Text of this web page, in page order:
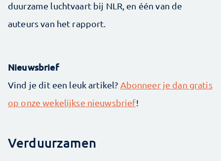
duurzame luchtvaart bij NLR, en één van de
auteurs van het rapport.
Nieuwsbrief
Vind je dit een leuk artikel? Abonneer je dan gratis
op onze wekelijkse nieuwsbrief!
Verduurzamen